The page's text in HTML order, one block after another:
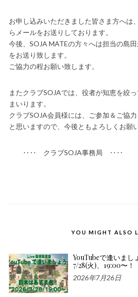
お申し込みいただきました皆さま方へは
らメールをお送りしております。
今後、SOJA MATEの方々へは担当の島
をお送り致します。
ご協力の程お願い致します。
またクラブSOJAでは、役者が知恵を絞
まいります。
クラブSOJA会員様には、ご参加＆ご協
と思いますので、今後ともよろしくお願
‥‥ クラブSOJA事務局 ‥‥
YOU MIGHT ALSO
YouTubeで逢いまし
7/28(火)、19:00〜！
2026年7月26日